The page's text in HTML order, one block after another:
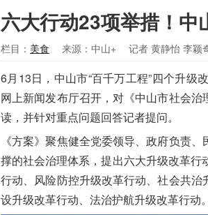
六大行动23项举措！中
栏目： 美食 来源：中山+ 记者 黄静怡 李颖
6月13日，中山市“百千万工程”四个升级
网上新闻发布厅召开，对《中山市社会
读，并针对重点问题回答记者提问。
《方案》聚焦健全党委领导、政府负责
撑的社会治理体系，提出六大升级改革
行动、风险防控升级改革行动、社会共
设升级改革行动、法治护航升级改革行动